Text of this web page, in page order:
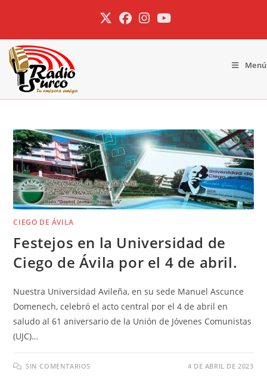
contenido
Menú
CIEGO DE ÁVILA
Festejos en la Universidad de
Ciego de Ávila por el 4 de abril.
Nuestra Universidad Avileña, en su sede Manuel Ascunce
Domenech, celebró el acto central por el 4 de abril en
saludo al 61 aniversario de la Unión de Jóvenes Comunistas
(UJC)…
SIN COMENTARIOS 4 DE ABRIL DE 2023